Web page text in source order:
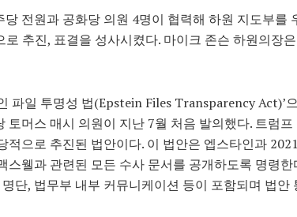
전원과 공화당 의원 4명이 협력해 하원 지도부를
추진, 표결을 성사시켰다. 마이크 존슨 하원의장
파일 투명성 법(Epstein Files Transparency Act)’
토머스 매시 의원이 지난 7월 처음 발의했다. 트럼
적으로 추진된 법안이다. 이 법안은 엡스타인과
스웰과 관련된 모든 수사 문서를 공개하도록 명령
명단, 법무부 내부 커뮤니케이션 등이 포함되며 법